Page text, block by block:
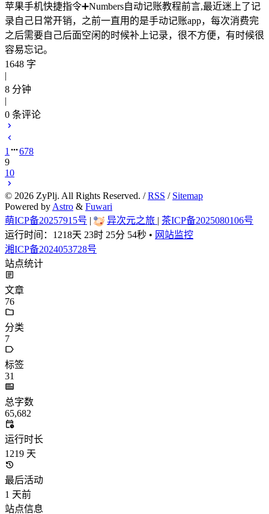
苹果手机快捷指令➕Numbers自动记账教程前言,最近迷上了记
录自己日常开销，之前一直用的是手动记账app，每次消费完
之后需要自己后面空闲的时候补上记录，很不方便，有时候很
容易忘记。
1648 字
|
8 分钟
|
0 条评论
1 678
9
10
© 2026 ZyPlj. All Rights Reserved. /RSS / Sitemap
Powered by Astro & Fuwari
萌ICP备20257915号 | 异次元之旅 | 茶ICP备2025080106号
运行时间： 1218天 23时 25分 55秒 • 网站监控
湘ICP备2024053728号
站点统计
文章
76
分类
7
标签
31
总字数
65,682
运行时长
1219 天
最后活动
1 天前
站点信息